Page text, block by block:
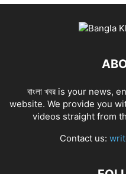
বাংলা খবর is your
website. We provide you
videos straight from
Contact us: